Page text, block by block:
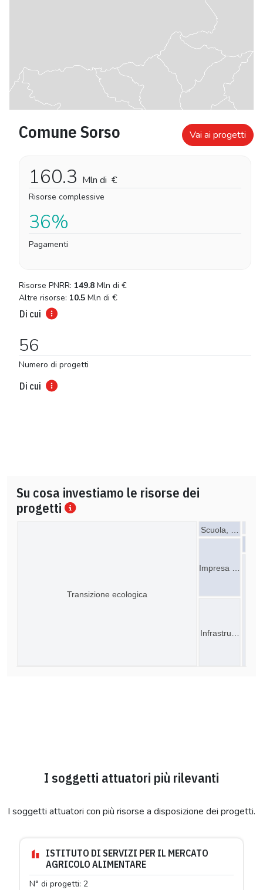
Comune Sorso Vai ai progetti
160.3 Mln di €
Risorse complessive
36%
Pagamenti
Risorse PNRR: 149.8 Mln di €
Altre risorse: 10.5 Mln di €
Di cui
56
Numero di progetti
Di cui
Su cosa investiamo le risorse dei
progetti
Scuola, …
Impresa …
Infrastru…
Transizione ecologica
I soggetti attuatori più rilevanti
I soggetti attuatori con più risorse a disposizione dei progetti.
ISTITUTO DI SERVIZI PER IL MERCATO
AGRICOLO ALIMENTARE
N° di progetti: 2